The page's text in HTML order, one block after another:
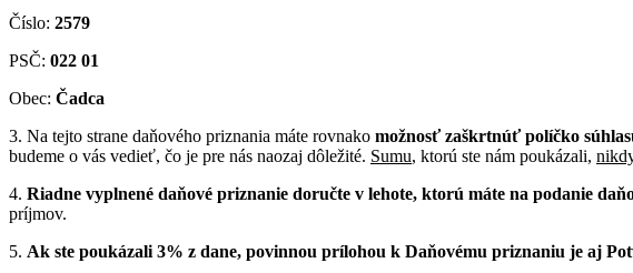
Číslo: 2579
PSČ: 022 01
Obec: Čadca
3. Na tejto strane daňového priznania máte rovnako možnosť zaškrtnúť políčko
budeme o vás vedieť, čo je pre nás naozaj dôležité. Sumu, ktorú ste nám poukázali,
4. Riadne vyplnené daňové priznanie doručte v lehote, ktorú máte na podanie
príjmov.
5. Ak ste poukázali 3% z dane, povinnou prílohou k Daňovému priznaniu je aj